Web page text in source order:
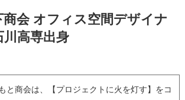
商会 オフィス空間デザイナ
川高専出身
と商会は、【プロジェクトに火を灯す】をコ